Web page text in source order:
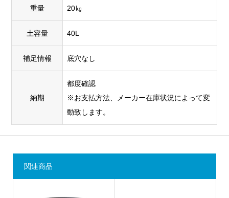
重量 20㎏
土容量 40L
補足情報 底穴なし
納期
都度確認
※お支払方法、メーカー在庫状況によって変
動致します。
関連商品